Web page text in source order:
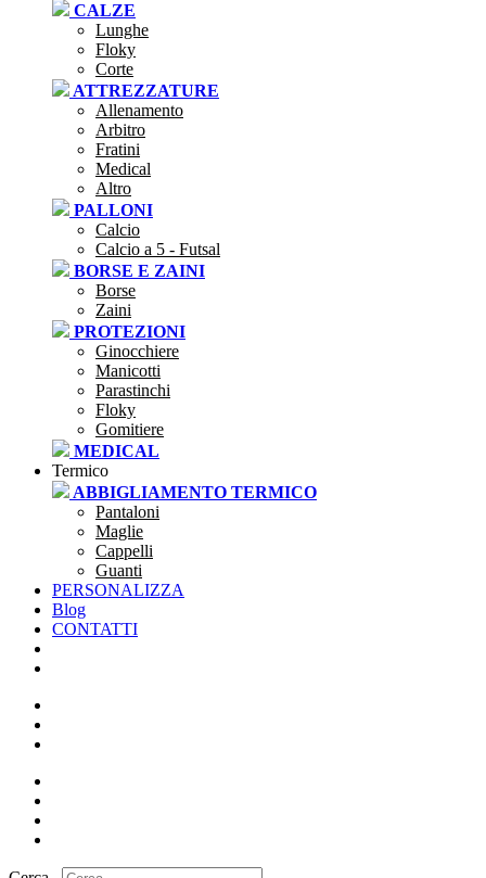
CALZE
Lunghe
Floky
Corte
ATTREZZATURE
Allenamento
Arbitro
Fratini
Medical
Altro
PALLONI
Calcio
Calcio a 5 - Futsal
BORSE E ZAINI
Borse
Zaini
PROTEZIONI
Ginocchiere
Manicotti
Parastinchi
Floky
Gomitiere
MEDICAL
Termico
ABBIGLIAMENTO TERMICO
Pantaloni
Maglie
Cappelli
Guanti
PERSONALIZZA
Blog
CONTATTI